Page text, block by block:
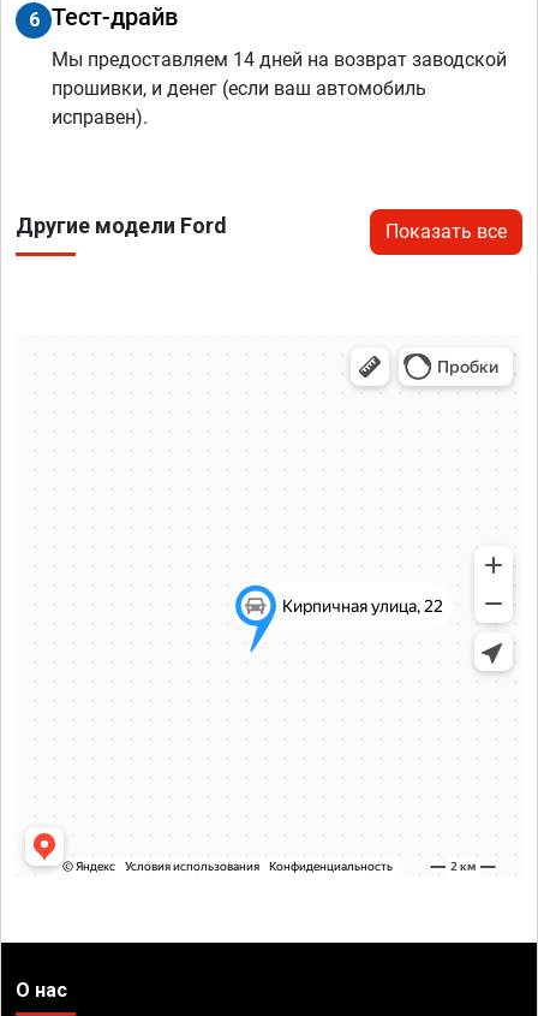
6 Тест-драйв
Мы предоставляем 14 дней на возврат заводской
прошивки, и денег (если ваш автомобиль
исправен).
Другие модели Ford Показать все
О нас